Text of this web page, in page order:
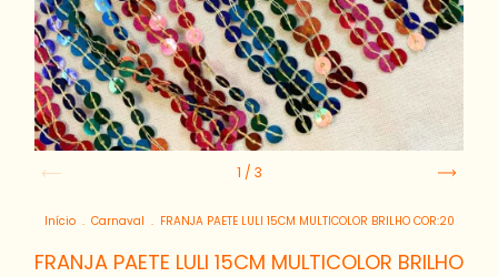
1 / 3
Início . Carnaval . FRANJA PAETE LULI 15CM MULTICOLOR BRILHO COR:20
FRANJA PAETE LULI 15CM MULTICOLOR BRILHO